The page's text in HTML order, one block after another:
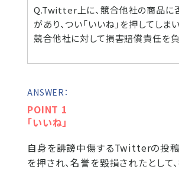
Q.Twitter上に、競合他社の商品に
があり、つい「いいね」を押してしま
競合他社に対して損害賠償責任を負
ANSWER：
POINT 1
「いいね」
自身を誹謗中傷するTwitterの投稿
を押され、名誉を毀損されたとして